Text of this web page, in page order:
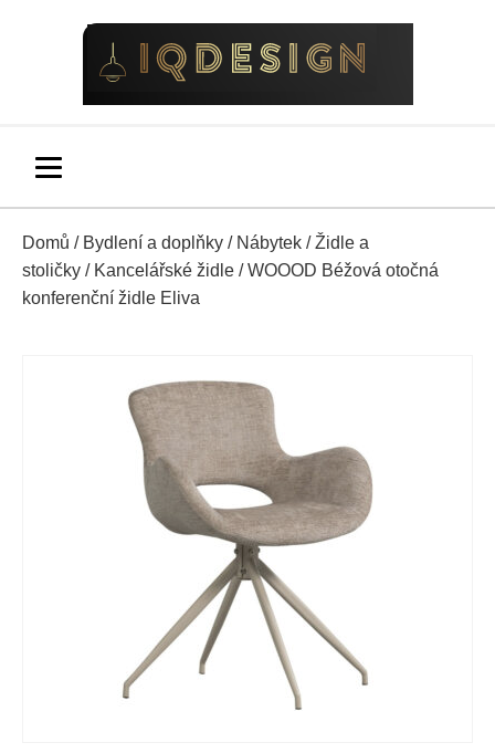
Domů / Bydlení a doplňky / Nábytek /Židle a
stoličky / Kancelářské židle / WOOOD Béžová otočná
konferenční židle Eliva